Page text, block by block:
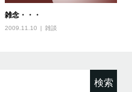
雑念・・・
2009.11.10 雑談